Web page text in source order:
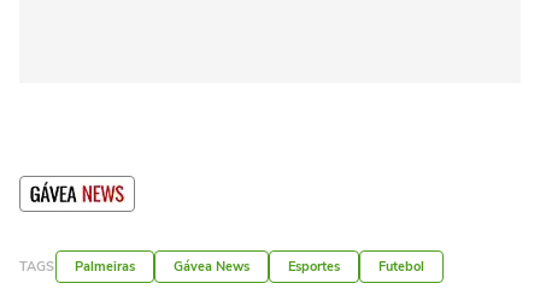
TAGS Palmeiras Gávea News Esportes Futebol